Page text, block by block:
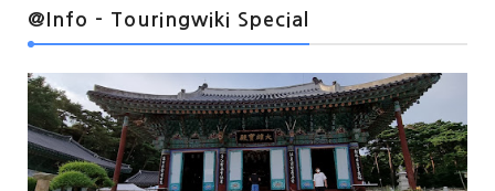
@Info - Touringwiki Special
@Info